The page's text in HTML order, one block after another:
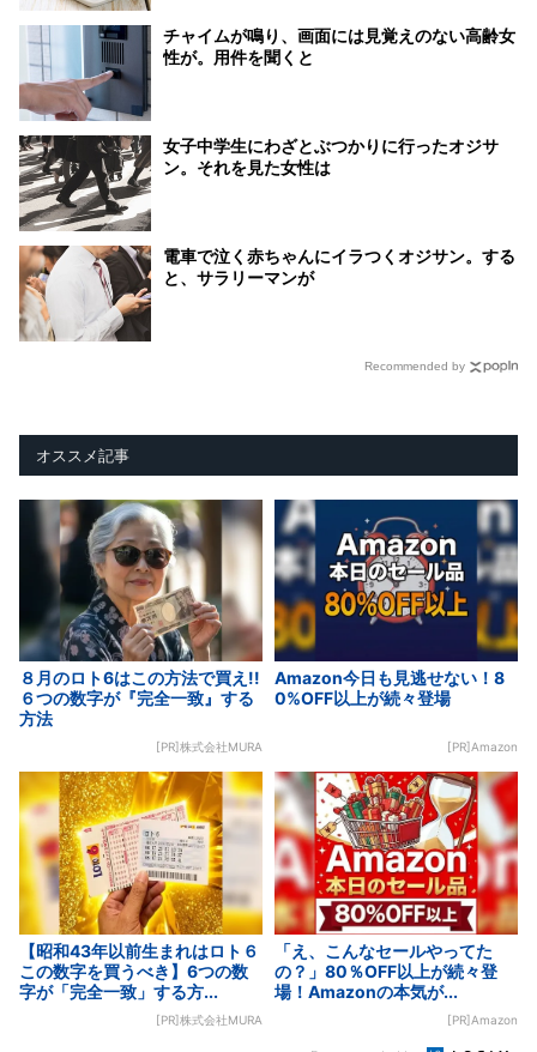
チャイムが鳴り、画面には見覚えのない高齢女
性が。用件を聞くと
女子中学生にわざとぶつかりに行ったオジサ
ン。それを見た女性は
電車で泣く赤ちゃんにイラつくオジサン。する
と、サラリーマンが
Recommended by
オススメ記事
８月のロト6はこの方法で買え!!
６つの数字が『完全一致』する
方法
[PR]株式会社MURA
Amazon今日も見逃せない！8
0%OFF以上が続々登場
[PR]Amazon
【昭和43年以前生まれはロト６
この数字を買うべき】6つの数
字が「完全一致」する方...
[PR]株式会社MURA
「え、こんなセールやってた
の？」80％OFF以上が続々登
場！Amazonの本気が...
[PR]Amazon